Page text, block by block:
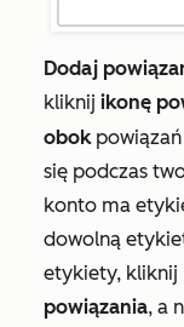
Dodaj
kliknij ikonę
obok
się podczas
konto ma
dowolną
etykiety, kliknij
powiązania, a